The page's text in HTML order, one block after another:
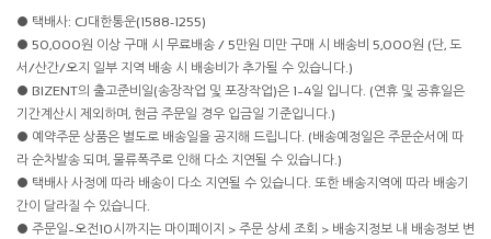
● 택배사: CJ대한통운(1588-1255)
● 50,000원 이상 구매 시 무료배송 / 5만원 미만 구매 시 배송비 5,000원 (단, 도
서/산간/오지 일부 지역 배송 시 배송비가 추가될 수 있습니다.)
● BIZENT의 출고준비일(송장작업 및 포장작업)은 1~4일 입니다. (연휴 및 공휴일은
기간계산시 제외하며, 현금 주문일 경우 입금일 기준입니다.)
● 예약주문 상품은 별도로 배송일을 공지해 드립니다. (배송예정일은 주문순서에 따
라 순차발송 되며, 물류폭주로 인해 다소 지연될 수 있습니다.)
● 택배사 사정에 따라 배송이 다소 지연될 수 있습니다. 또한 배송지역에 따라 배송기
간이 달라질 수 있습니다.
● 주문일~오전10시까지는 마이페이지 > 주문 상세 조회 > 배송지정보 내 배송정보 변